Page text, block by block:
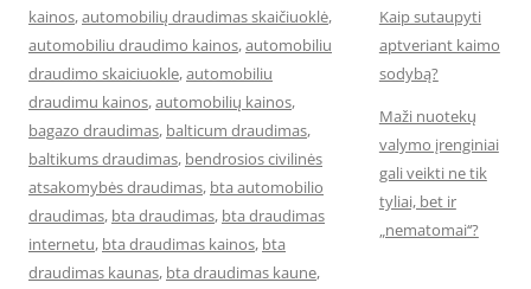
kainos,automobilių draudimas skaičiuoklė,
automobiliu draudimo kainos,automobiliu
draudimo skaiciuokle,automobiliu
draudimu kainos,automobilių kainos,
bagazo draudimas, balticum draudimas,
baltikums draudimas, bendrosios civilinės
atsakomybės draudimas, bta automobilio
draudimas, bta draudimas, bta draudimas
internetu, bta draudimas kainos, bta
draudimas kaunas, bta draudimas kaune,
Kaip sutaupyti
aptveriant kaimo
sodybą?
Maži nuotekų
valymo įrenginiai
gali veikti ne tik
tyliai, bet ir
„nematomai‘‘?